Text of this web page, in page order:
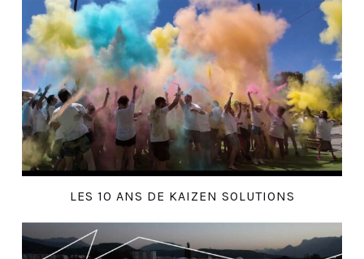
LES 10 ANS DE KAIZEN SOLUTIONS